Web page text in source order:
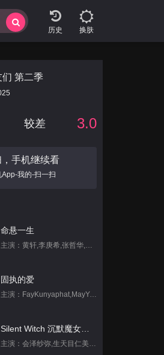
换肤
们 第二季
较差 3.0
手机继续看
我的-扫一扫
命悬一生
主演：黄轩,李庚希,张哲华,白宇帆,尹昉,姜珮瑶
固执的爱
主演：FayKunyaphat,MayYada
主演：会泽纱弥,生天目仁美,诹访部顺一,坂田将吾,中岛良